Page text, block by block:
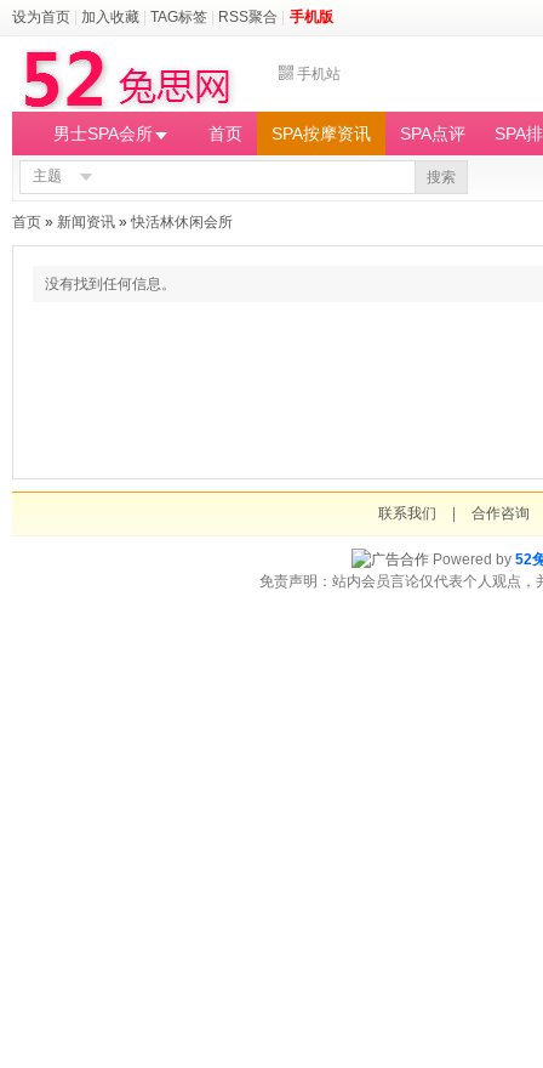
设为首页 加入收藏 TAG标签 RSS聚合 手机版
手机站
男士SPA会所 首页 SPA按摩资讯 SPA点评 SPA
主题 搜索
首页 » 新闻资讯 »快活林休闲会所
没有找到任何信息。
联系我们 合作咨询
Powered by 52
免责声明：站内会员言论仅代表个人观点